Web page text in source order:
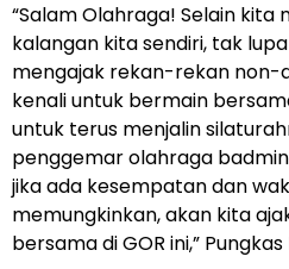
“Salam Olahraga! Selain
kalangan kita sendiri, tak
mengajak rekan-rekan non-
kenali untuk bermain
untuk terus menjalin
penggemar olahraga
jika ada kesempatan dan
memungkinkan, akan kita
bersama di GOR ini,” Pungkas